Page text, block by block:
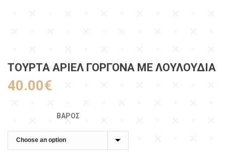
ΤΟΥΡΤΑ ΑΡΙΕΛ ΓΟΡΓΟΝΑ ΜΕ ΛΟΥΛΟΥΔΙΑ
40.00€
ΒΆΡΟΣ